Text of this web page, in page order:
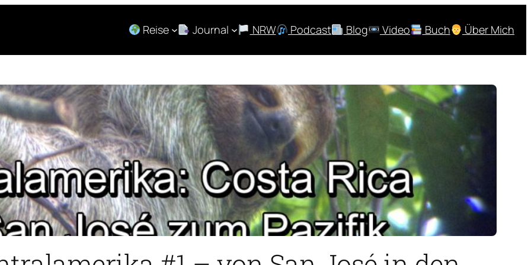
Reise Journal NRW Podcast Blog Video Buch Über Mich